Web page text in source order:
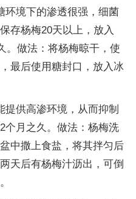
境下的渗透很强，细菌
存杨梅20天以上，放入
。做法：将杨梅晾干，使
最后使用糖封口，放入冰
供高渗环境，从而抑制
个月之久。做法：杨梅洗
中撒上食盐，将其拌匀后
天后有杨梅汁沥出，可倒